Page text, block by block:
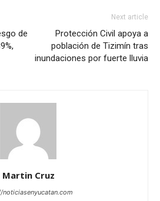
de
Next article
Protección Civil apoya a
población de Tizimín tras
inundaciones por fuerte lluvia
Martin Cruz